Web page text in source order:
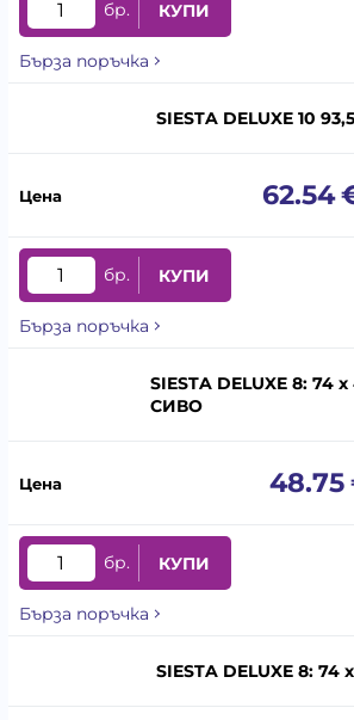
бр. КУПИ
Бърза поръчка
SIESTA DELUXE 10
62.54
бр. КУПИ
Бърза поръчка
SIESTA DELUXE 8:
СИВО
48.75
бр. КУПИ
Бърза поръчка
SIESTA DELUXE 8: